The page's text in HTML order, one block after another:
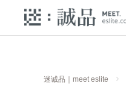
迷诚品｜meet eslite